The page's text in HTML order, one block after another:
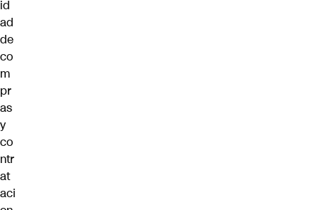
id
ad
de
co
m
pr
as
y
co
ntr
at
aci